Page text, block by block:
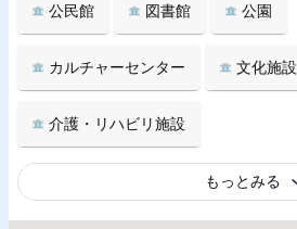
公民館 図書館 公園
カルチャーセンター 文化施設
介護・リハビリ施設
もっとみる